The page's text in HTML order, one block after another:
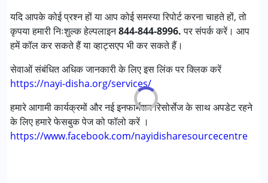
यदि आपके कोई प्रश्न हों या आप कोई समस्या रिपोर्ट करना चाहते हों, तो
कृपया हमारी निःशुल्क हेल्पलाइन844-844-8996.पर संपर्क करें। आप
हमें कॉल कर सकते हैं या व्हाट्सएप भी कर सकते हैं।
सेवाओं संबंधित अधिक जानकारी के लिए इस लिंक पर क्लिक करें
https://nayi-disha.org/services/
हमारे आगामी कार्यक्रमों और नई इनफार्मेशन रिसोर्सेज के साथ अपडेट रहने
के लिए हमारे फेसबुक पेज को फॉलो करें ।
https://www.facebook.com/nayidisharesourcecentre
फ़्रिजाइल एक्स सिंड्रोम
ग्लोबल डेवलपमेंटल डिले (एर्लियर टर्म वाज़ एमआर)
लर्निंग डिसेबिलिटीज़ (एलडी)
मल्टिपल डिसेबिलिटीज़ (एमडी)
सेंसरी प्रोसेसिंग डिसऑर्डर (SPD)
अंडायग्नोज्ड
आयु वर्ग :0 - 5 years ,6 - 12 years ,13 - 17 years ,above 18
years